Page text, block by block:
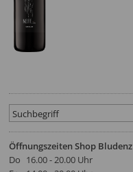
Öffnungszeiten Shop Bludenz
Do 16.00 - 20.00 Uhr